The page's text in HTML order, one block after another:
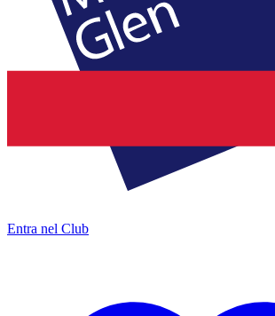
Entra nel Club